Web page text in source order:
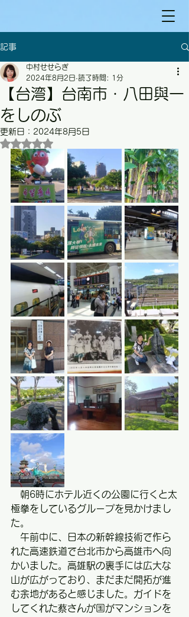
記事
【台湾】台南市・八田與一
をしのぶ
中村せせらぎ
2024年8月2日 読了時間: 1分
更新日： 2024年8月5日
5つ星のうちNaNと評価されています。
朝6時にホテル近くの公園に行くと太
極拳をしているグループを見かけまし
た。
午前中に、日本の新幹線技術で作ら
れた高速鉄道で台北市から高雄市へ向
かいました。高雄駅の裏手には広大な
山が広がっており、まだまだ開拓が進
む余地があると感じました。ガイドを
してくれた蔡さんが国がマンションを